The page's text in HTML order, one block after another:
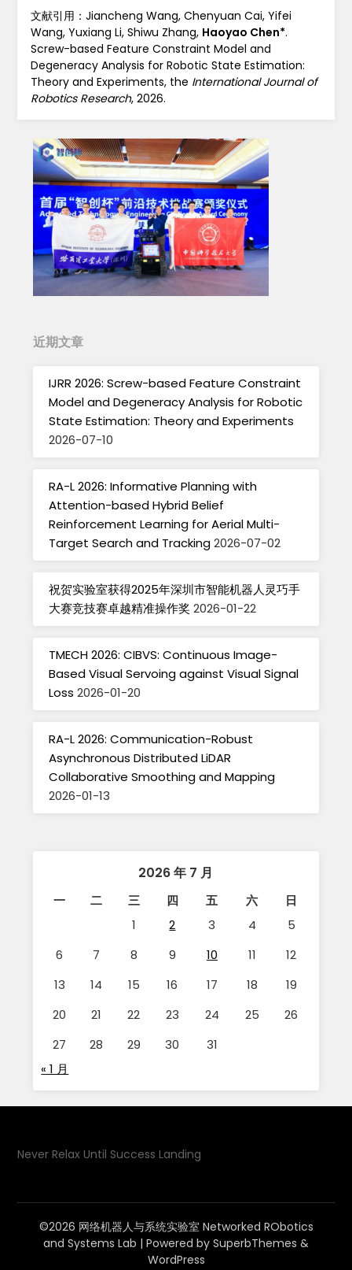
文献引用：Jiancheng Wang, Chenyuan Cai, Yifei
Wang, Yuxiang Li, Shiwu Zhang, Haoyao Chen*.
Screw-based Feature Constraint Model and
Degeneracy Analysis for Robotic State Estimation:
Theory and Experiments, the International Journal of
Robotics Research, 2026.
近期文章
IJRR 2026: Screw-based Feature Constraint
Model and Degeneracy Analysis for Robotic
State Estimation: Theory and Experiments
2026-07-10
RA-L 2026: Informative Planning with
Attention-based Hybrid Belief
Reinforcement Learning for Aerial Multi-
Target Search and Tracking 2026-07-02
祝贺实验室获得2025年深圳市智能机器人灵巧手
大赛竞技赛卓越精准操作奖 2026-01-22
TMECH 2026: CIBVS: Continuous Image-
Based Visual Servoing against Visual Signal
Loss 2026-01-20
RA-L 2026: Communication-Robust
Asynchronous Distributed LiDAR
Collaborative Smoothing and Mapping
2026-01-13
2026 年 7 月
一 二 三 四 五 六
日
1
2 3 4
5
6
7 8 9 10 11
12
13
14 15 16 17 18
19
20
21 22 23 24 25
26
27
28 29 30
31
« 1 月
Never Relax Until Success Landing
©2026 网络机器人与系统实验室 Networked RObotics
and Systems Lab | Powered by SuperbThemes &
WordPress